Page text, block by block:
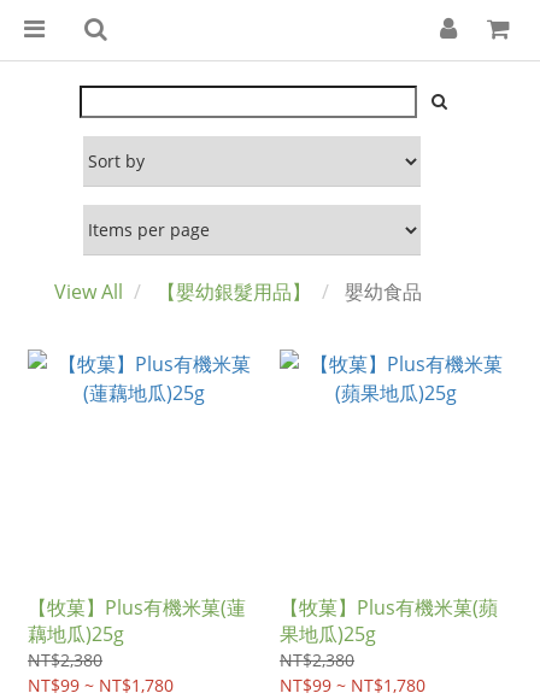
View All 【嬰幼銀髮用品】 嬰幼食品
【牧菓】Plus有機米菓(蓮
藕地瓜)25g
NT$2,380
NT$99 ~ NT$1,780
【牧菓】Plus有機米菓(蘋
果地瓜)25g
NT$2,380
NT$99 ~ NT$1,780